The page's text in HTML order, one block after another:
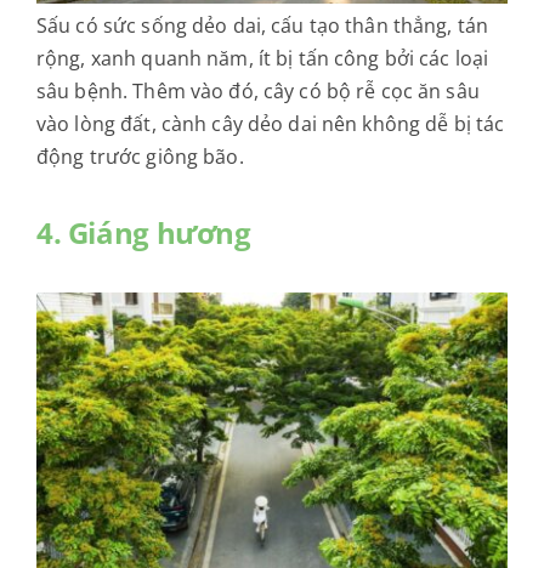
Sấu có sức sống dẻo dai, cấu tạo thân thẳng, tán
rộng, xanh quanh năm, ít bị tấn công bởi các loại
sâu bệnh. Thêm vào đó, cây có bộ rễ cọc ăn sâu
vào lòng đất, cành cây dẻo dai nên không dễ bị tác
động trước giông bão.
4. Giáng hương